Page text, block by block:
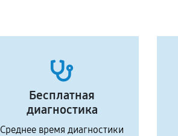
Бесплатная
диагностика
Среднее время диагностики